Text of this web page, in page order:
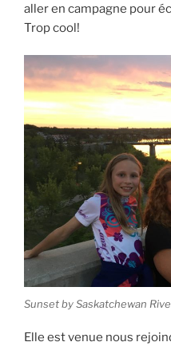
aller en campagne pour
Trop cool!
Sunset by Saskatchewan
Elle est venue nous